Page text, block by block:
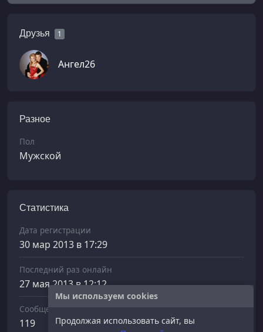
Друзья 1
Ангел26
Разное
Пол
Мужской
Статистика
Дата регистрации
30 мар 2013 в 17:29
Последний раз онлайн
27 мая 2013 в 12:12
Сообщений отправлено
119
Мы используем cookies
Продолжая использовать сайт, вы